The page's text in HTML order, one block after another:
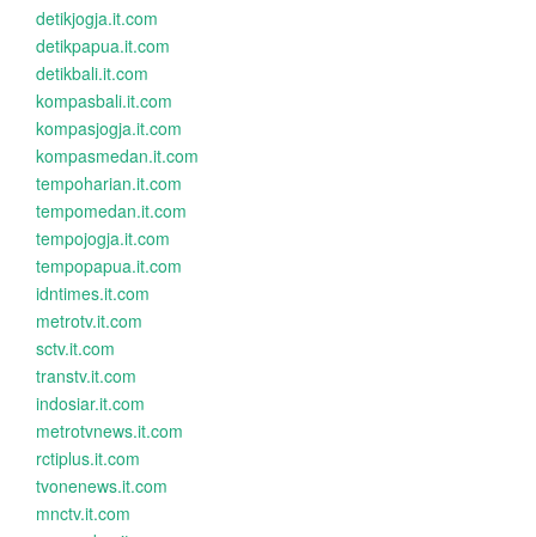
detikjogja.it.com
detikpapua.it.com
detikbali.it.com
kompasbali.it.com
kompasjogja.it.com
kompasmedan.it.com
tempoharian.it.com
tempomedan.it.com
tempojogja.it.com
tempopapua.it.com
idntimes.it.com
metrotv.it.com
sctv.it.com
transtv.it.com
indosiar.it.com
metrotvnews.it.com
rctiplus.it.com
tvonenews.it.com
mnctv.it.com